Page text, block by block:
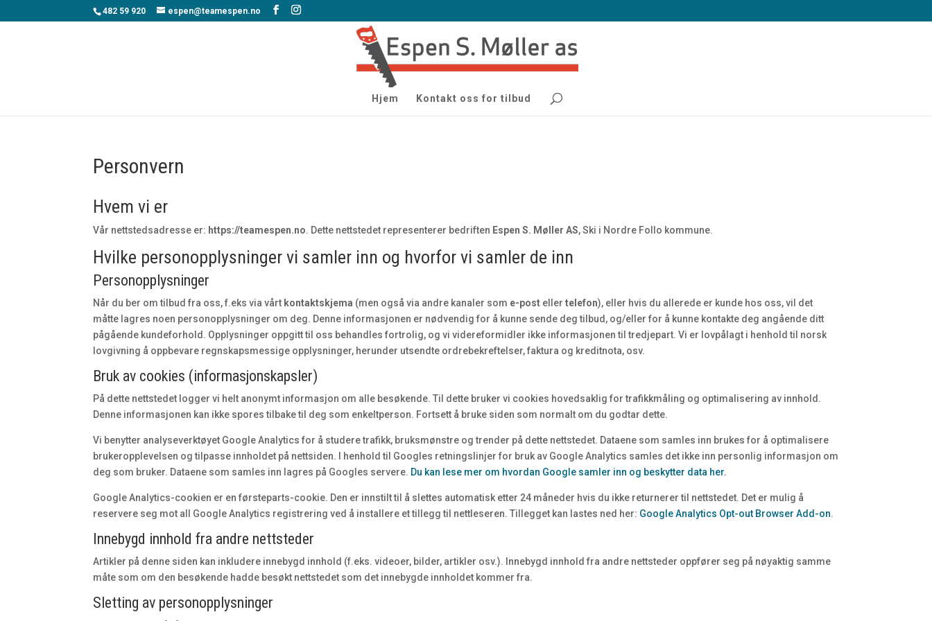
482 59 920 espen@teamespen.no
Hjem Kontakt oss for tilbud
Personvern
Hvem vi er
Vår nettstedsadresse er: https://teamespen.no. Dette nettstedet representerer bedriften Espen S. Møller AS, Ski i Nordre Follo kommune.
Hvilke personopplysninger vi samler inn og hvorfor vi samler de inn
Personopplysninger
Når du ber om tilbud fra oss, f.eks via vårt kontaktskjema (men også via andre kanaler som e-post ellertelefon), eller hvis du allerede er kunde hos oss, vil det
måtte lagres noen personopplysninger om deg. Denne informasjonen er nødvendig for å kunne sende deg tilbud, og/eller for å kunne kontakte deg angående ditt
pågående kundeforhold. Opplysninger oppgitt til oss behandles fortrolig, og vi videreformidler ikke informasjonen til tredjepart. Vi er lovpålagt i henhold til norsk
lovgivning å oppbevare regnskapsmessige opplysninger, herunder utsendte ordrebekreftelser, faktura og kreditnota, osv.
Bruk av cookies (informasjonskapsler)
På dette nettstedet logger vi helt anonymt informasjon om alle besøkende. Til dette bruker vi cookies hovedsaklig for trafikkmåling og optimalisering av innhold.
Denne informasjonen kan ikke spores tilbake til deg som enkeltperson. Fortsett å bruke siden som normalt om du godtar dette.
Vi benytter analyseverktøyet Google Analytics for å studere trafikk, bruksmønstre og trender på dette nettstedet. Dataene som samles inn brukes for å optimalisere
brukeropplevelsen og tilpasse innholdet på nettsiden. I henhold til Googles retningslinjer for bruk av Google Analytics samles det ikke inn personlig informasjon om
deg som bruker. Dataene som samles inn lagres på Googles servere. Du kan lese mer om hvordan Google samler inn og beskytter data her.
Google Analytics-cookien er en førsteparts-cookie. Den er innstilt til å slettes automatisk etter 24 måneder hvis du ikke returnerer til nettstedet. Det er mulig å
reservere seg mot all Google Analytics registrering ved å installere et tillegg til nettleseren. Tillegget kan lastes ned her: Google Analytics Opt-out Browser Add-on.
Innebygd innhold fra andre nettsteder
Artikler på denne siden kan inkludere innebygd innhold (f.eks. videoer, bilder, artikler osv.). Innebygd innhold fra andre nettsteder oppfører seg på nøyaktig samme
måte som om den besøkende hadde besøkt nettstedet som det innebygde innholdet kommer fra.
Sletting av personopplysninger